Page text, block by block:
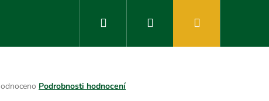
Hledat Přihlášení
Podrobnosti hodnocení